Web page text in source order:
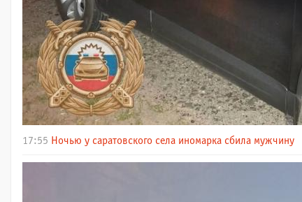
17:55 Ночью у саратовского села иномарка сбила мужчину